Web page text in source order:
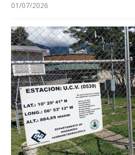
01/07/2026